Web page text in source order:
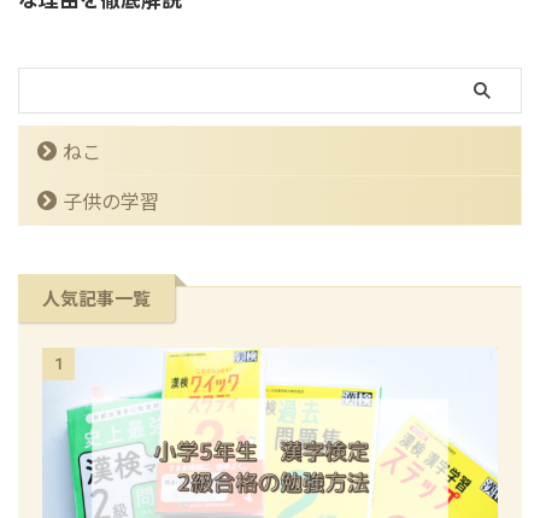
ねこ
子供の学習
人気記事一覧
1